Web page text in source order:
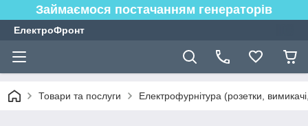
Займаємося постачанням генераторів
ЕлектроФронт
Товари та послуги Електрофурнітура (розетки,